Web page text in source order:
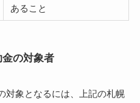
あること
の対象者
対象となるには、上記の札幌